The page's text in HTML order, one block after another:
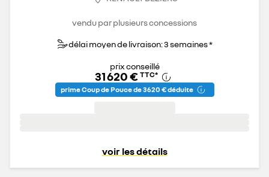
vendu par plusieurs concessions
délai moyen de livraison: 3 semaines *
prix conseillé
31 620 € TTC*
prime Coup de Pouce de 3 620 € déduite
voir les détails